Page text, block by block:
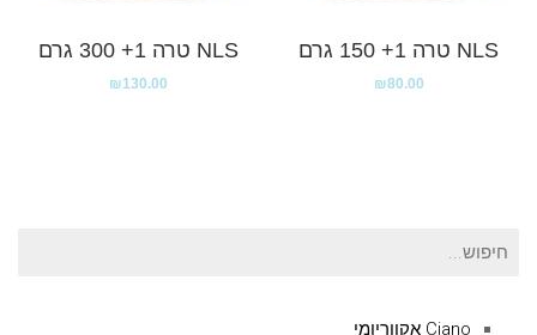
NLS טרה 1+ 150 גרם
₪80.00
NLS טרה 1+ 300 גרם
₪130.00
חיפוש
Ciano אקווריומי